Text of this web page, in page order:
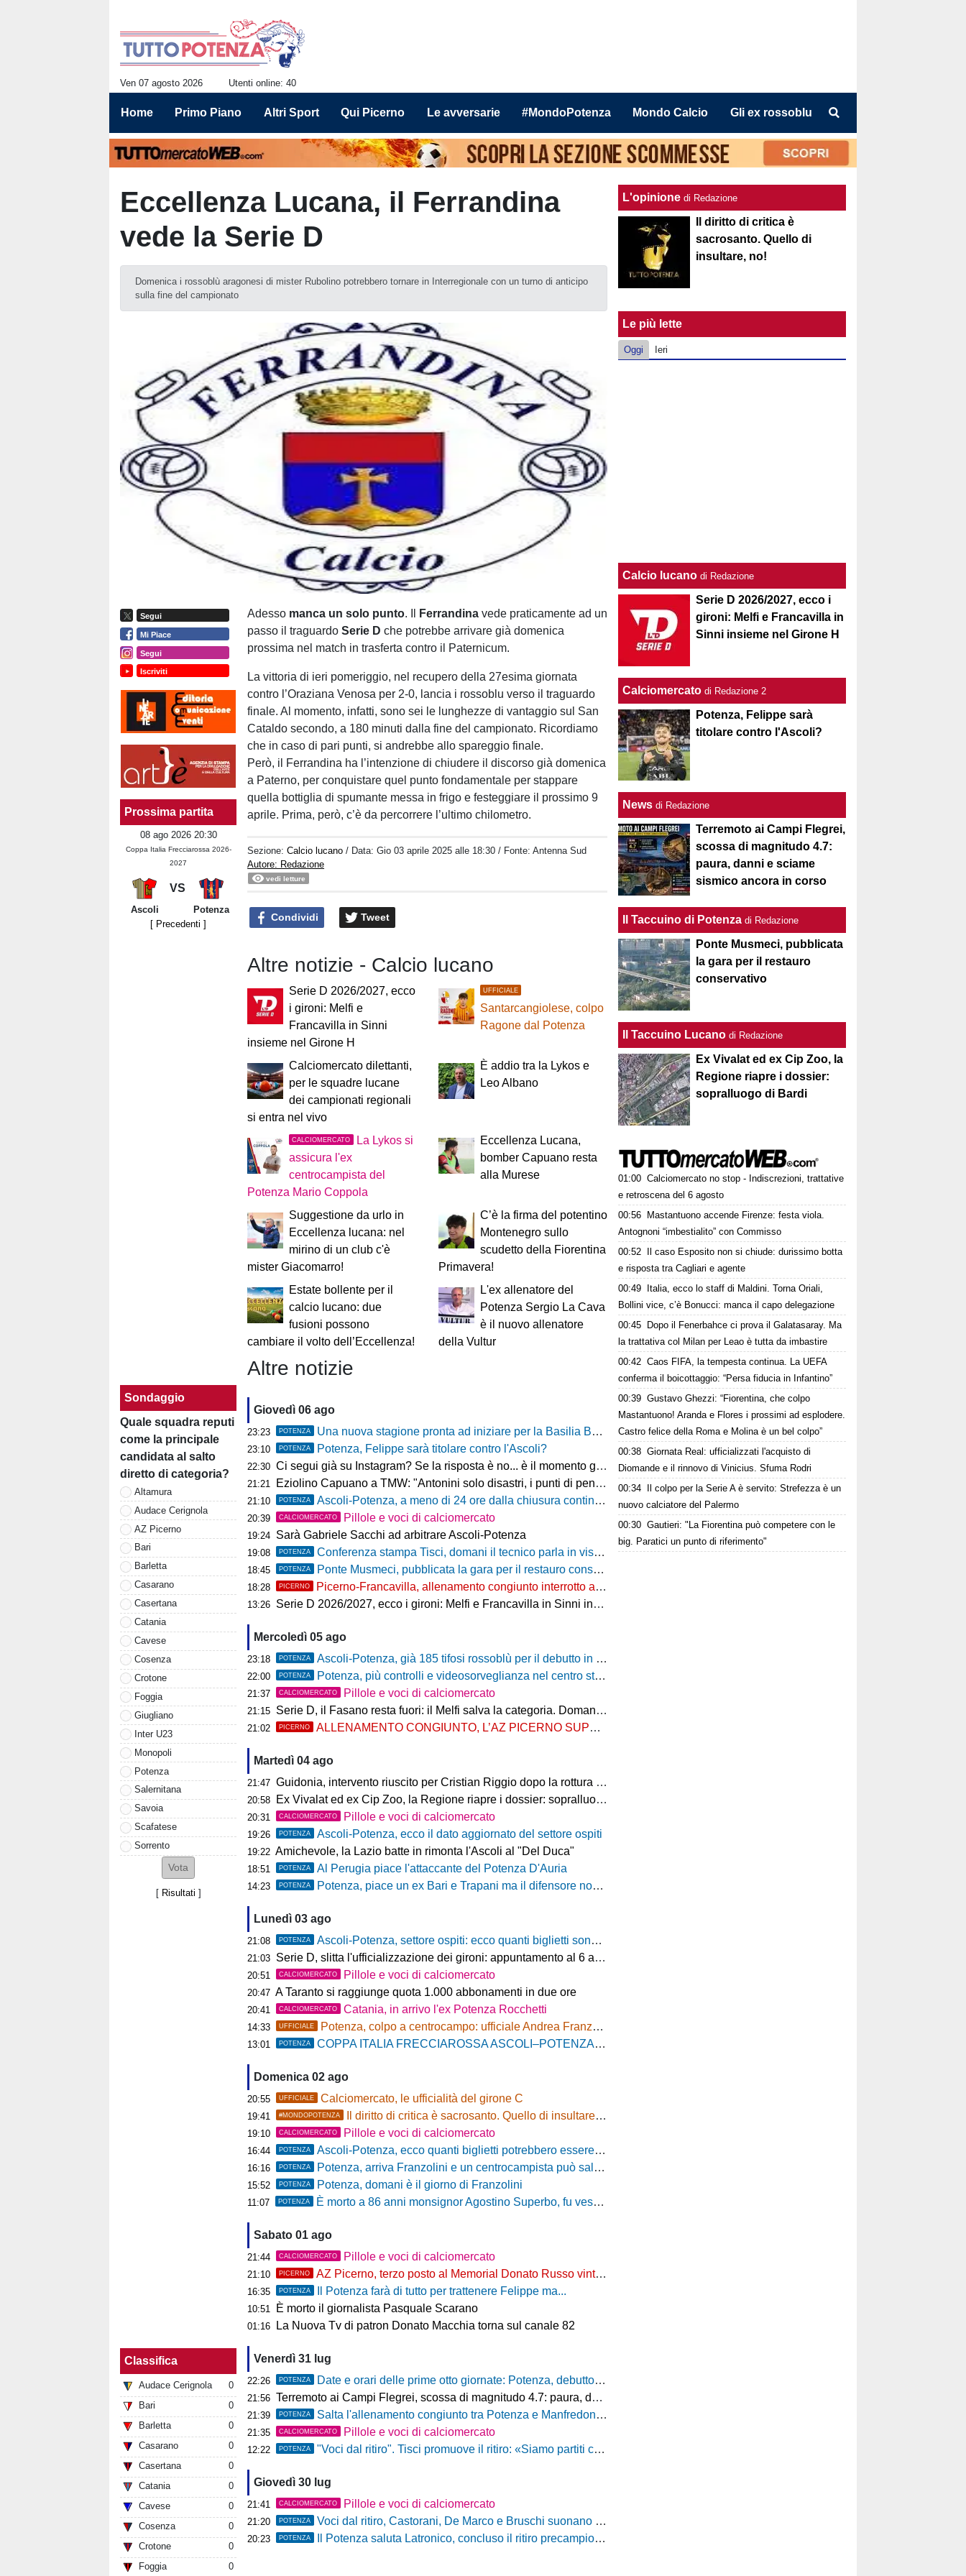
Ven 07 agosto 2026 Utenti online: 40
Home Primo Piano Altri Sport Qui Picerno Le avversarie #MondoPotenza Mondo Calcio Gli ex rossoblu
Eccellenza Lucana, il Ferrandina
vede la Serie D
Domenica i rossoblù aragonesi di mister Rubolino potrebbero tornare in Interregionale con un turno di anticipo
sulla fine del campionato
Segui
Mi Piace
Segui
Iscriviti
Prossima partita
08 ago 2026 20:30
Coppa Italia Frecciarossa 2026-
2027
VS
Ascoli
Potenza
[ Precedenti ]
Sondaggio
Quale squadra reputi
come la principale
candidata al salto
diretto di categoria?
Altamura
Audace Cerignola
AZ Picerno
Bari
Barletta
Casarano
Casertana
Catania
Cavese
Cosenza
Crotone
Foggia
Giugliano
Inter U23
Monopoli
Potenza
Salernitana
Savoia
Scafatese
Sorrento
[ Risultati ]
Classifica
Audace Cerignola
0
Bari
0
Barletta
0
Casarano
0
Casertana
0
Catania
0
Cavese
0
Cosenza
0
Crotone
0
Foggia
0
Adesso manca un solo punto. Il Ferrandina vede praticamente ad un
passo il traguardoSerie D che potrebbe arrivare già domenica
prossima nel match in trasferta contro il Paternicum.
La vittoria di ieri pomeriggio, nel recupero della 27esima giornata
contro l’Oraziana Venosa per 2-0, lancia i rossoblu verso il traguardo
finale. Al momento, infatti, sono sei le lunghezze di vantaggio sul San
Cataldo secondo, a 180 minuti dalla fine del campionato. Ricordiamo
che in caso di pari punti, si andrebbe allo spareggio finale.
Però, il Ferrandina ha l’intenzione di chiudere il discorso già domenica
a Paterno, per conquistare quel punto fondamentale per stappare
quella bottiglia di spumante messa in frigo e festeggiare il prossimo 9
aprile. Prima, però, c’è da percorrere l’ultimo chilometro.
Sezione:Calcio lucano/ Data:Gio 03 aprile 2025 alle 18:30 / Fonte: Antenna Sud
Autore: Redazione
vedi letture
Condividi Tweet
Altre notizie - Calcio lucano
Serie D 2026/2027, ecco
i gironi: Melfi e
Francavilla in Sinni
insieme nel Girone H
UFFICIALE
Santarcangiolese, colpo
Ragone dal Potenza
Calciomercato dilettanti,
per le squadre lucane
dei campionati regionali
si entra nel vivo
È addio tra la Lykos e
Leo Albano
CALCIOMERCATO
La Lykos si
assicura l'ex
centrocampista del
Potenza Mario Coppola
Eccellenza Lucana,
bomber Capuano resta
alla Murese
Suggestione da urlo in
Eccellenza lucana: nel
mirino di un club c'è
mister Giacomarro!
C’è la firma del potentino
Montenegro sullo
scudetto della Fiorentina
Primavera!
Estate bollente per il
calcio lucano: due
fusioni possono
cambiare il volto dell’Eccellenza!
L'ex allenatore del
Potenza Sergio La Cava
è il nuovo allenatore
della Vultur
Altre notizie
Giovedì 06 ago
23:23 POTENZA Una nuova stagione pronta ad iniziare per la Basilia Basket Potenza
23:10 POTENZA Potenza, Felippe sarà titolare contro l'Ascoli?
22:30 Ci segui già su Instagram? Se la risposta è no... è il momento giusto per rimediare!
21:21 Eziolino Capuano a TMW: "Antonini solo disastri, i punti di penalizzazione che ha preso un record mondiale"
21:10 POTENZA Ascoli-Potenza, a meno di 24 ore dalla chiusura continua a salire il numero di biglietti venduti nel settore ospiti
20:39 CALCIOMERCATO Pillole e voci di calciomercato
19:24 Sarà Gabriele Sacchi ad arbitrare Ascoli-Potenza
19:08 POTENZA Conferenza stampa Tisci, domani il tecnico parla in vista di Ascoli-Potenza
18:45 POTENZA Ponte Musmeci, pubblicata la gara per il restauro conservativo
18:28 PICERNO Picerno-Francavilla, allenamento congiunto interrotto al termine del primo tempo
13:26 Serie D 2026/2027, ecco i gironi: Melfi e Francavilla in Sinni insieme nel Girone H
Mercoledì 05 ago
23:18 POTENZA Ascoli-Potenza, già 185 tifosi rossoblù per il debutto in Coppa Italia Frecciarossa
22:00 POTENZA Potenza, più controlli e videosorveglianza nel centro storico: il Comitato per la sicurezza rafforza le misure
21:37 CALCIOMERCATO Pillole e voci di calciomercato
21:15 Serie D, il Fasano resta fuori: il Melfi salva la categoria. Domani l'attesa per i gironi
21:02 PICERNO ALLENAMENTO CONGIUNTO, L’AZ PICERNO SUPERA L’AS MELFI
Martedì 04 ago
21:47 Guidonia, intervento riuscito per Cristian Riggio dopo la rottura del crociato
20:58 Ex Vivalat ed ex Cip Zoo, la Regione riapre i dossier: sopralluogo di Bardi
20:31 CALCIOMERCATO Pillole e voci di calciomercato
19:26 POTENZA Ascoli-Potenza, ecco il dato aggiornato del settore ospiti
19:22 Amichevole, la Lazio batte in rimonta l'Ascoli al "Del Duca"
18:51 POTENZA Al Perugia piace l'attaccante del Potenza D'Auria
14:23 POTENZA Potenza, piace un ex Bari e Trapani ma il difensore non vestirà rossoblù
Lunedì 03 ago
21:08 POTENZA Ascoli-Potenza, settore ospiti: ecco quanti biglietti sono stati venduti finora
21:03 Serie D, slitta l'ufficializzazione dei gironi: appuntamento al 6 agosto
20:51 CALCIOMERCATO Pillole e voci di calciomercato
20:47 A Taranto si raggiunge quota 1.000 abbonamenti in due ore
20:41 CALCIOMERCATO Catania, in arrivo l'ex Potenza Rocchetti
14:33 UFFICIALE Potenza, colpo a centrocampo: ufficiale Andrea Franzolini, firma fino al 2028
13:01 POTENZA COPPA ITALIA FRECCIAROSSA ASCOLI–POTENZA: BIGLIETTI SETTORE OSPITI IN VENDITA
Domenica 02 ago
20:55 UFFICIALE Calciomercato, le ufficialità del girone C
19:41 #MONDOPOTENZA Il diritto di critica è sacrosanto. Quello di insultare, no!
19:10 CALCIOMERCATO Pillole e voci di calciomercato
16:44 POTENZA Ascoli-Potenza, ecco quanti biglietti potrebbero essere disponibili per il settore ospiti
16:16 POTENZA Potenza, arriva Franzolini e un centrocampista può salutare
15:52 POTENZA Potenza, domani è il giorno di Franzolini
11:07 POTENZA È morto a 86 anni monsignor Agostino Superbo, fu vescovo di Potenza
Sabato 01 ago
21:44 CALCIOMERCATO Pillole e voci di calciomercato
21:10 PICERNO AZ Picerno, terzo posto al Memorial Donato Russo vinto dal Crotone
16:35 POTENZA Il Potenza farà di tutto per trattenere Felippe ma...
10:51 È morto il giornalista Pasquale Scarano
01:16 La Nuova Tv di patron Donato Macchia torna sul canale 82
Venerdì 31 lug
22:26 POTENZA Date e orari delle prime otto giornate: Potenza, debutto al Viviani contro il Casarano venerdì 21 agosto alle 21
21:56 Terremoto ai Campi Flegrei, scossa di magnitudo 4.7: paura, danni e sciame sismico ancora in corso
21:39 POTENZA Salta l'allenamento congiunto tra Potenza e Manfredonia, ecco perchè
21:35 CALCIOMERCATO Pillole e voci di calciomercato
12:22 POTENZA "Voci dal ritiro". Tisci promuove il ritiro: «Siamo partiti con il piede giusto. Ad Ascoli per giocarci le nostre carte»
Giovedì 30 lug
21:41 CALCIOMERCATO Pillole e voci di calciomercato
21:20 POTENZA Voci dal ritiro, Castorani, De Marco e Bruschi suonano la carica: "Siamo pronti, non vediamo l'ora di iniziare"
20:23 POTENZA Il Potenza saluta Latronico, concluso il ritiro precampionato, da domani si torna al Viviani
L'opinione di Redazione
Il diritto di critica è
sacrosanto. Quello di
insultare, no!
Le più lette
Oggi Ieri
Calcio lucanodi Redazione
Serie D 2026/2027, ecco i
gironi: Melfi e Francavilla in
Sinni insieme nel Girone H
Calciomercato di Redazione 2
Potenza, Felippe sarà
titolare contro l'Ascoli?
News di Redazione
Terremoto ai Campi Flegrei,
scossa di magnitudo 4.7:
paura, danni e sciame
sismico ancora in corso
Il Taccuino di Potenza di Redazione
Ponte Musmeci, pubblicata
la gara per il restauro
conservativo
Il Taccuino Lucano di Redazione
Ex Vivalat ed ex Cip Zoo, la
Regione riapre i dossier:
sopralluogo di Bardi
01:00 Calciomercato no stop - Indiscrezioni, trattative
e retroscena del 6 agosto
00:56
Mastantuono accende Firenze: festa viola.
Antognoni “imbestialito” con Commisso
00:52
Il caso Esposito non si chiude: durissimo botta
e risposta tra Cagliari e agente
00:49
Italia, ecco lo staff di Maldini. Torna Oriali,
Bollini vice, c’è Bonucci: manca il capo delegazione
00:45
Dopo il Fenerbahce ci prova il Galatasaray. Ma
la trattativa col Milan per Leao è tutta da imbastire
00:42 Caos FIFA, la tempesta continua. La UEFA
conferma il boicottaggio: “Persa fiducia in Infantino”
00:39 Gustavo Ghezzi: “Fiorentina, che colpo
Mastantuono! Aranda e Flores i prossimi ad esplodere.
Castro felice della Roma e Molina è un bel colpo”
00:38 Giornata Real: ufficializzati l'acquisto di
Diomande e il rinnovo di Vinicius. Sfuma Rodri
00:34
Il colpo per la Serie A è servito: Strefezza è un
nuovo calciatore del Palermo
00:30 Gautieri: "La Fiorentina può competere con le
big. Paratici un punto di riferimento"